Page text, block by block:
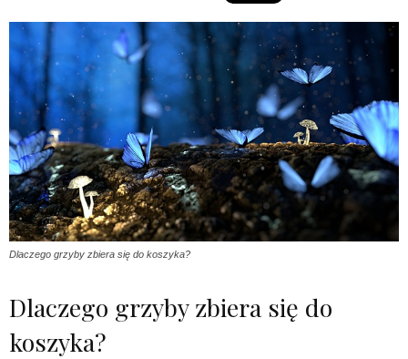
Dlaczego grzyby zbiera się do koszyka?
Dlaczego grzyby zbiera się do
koszyka?